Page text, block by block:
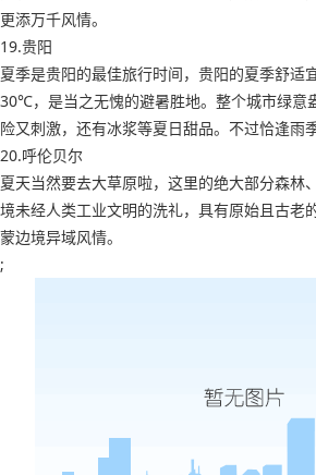
更添万千风情。
19.贵阳
夏季是贵阳的最佳旅行时间，贵阳的夏季舒适
30℃，是当之无愧的避暑胜地。整个城市绿意
险又刺激，还有冰浆等夏日甜品。不过恰逢雨
20.呼伦贝尔
夏天当然要去大草原啦，这里的绝大部分森林
境未经人类工业文明的洗礼，具有原始且古老
蒙边境异域风情。
;